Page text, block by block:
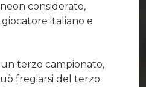
considerato,
giocatore italiano e
terzo campionato,
fregiarsi del terzo